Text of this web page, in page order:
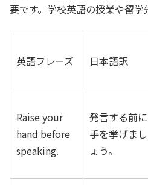
要です。学校英語の授業や留学
英語フレーズ 日本語訳
Raise your
hand before
speaking.
発言する前に
手を挙げまし
ょう。